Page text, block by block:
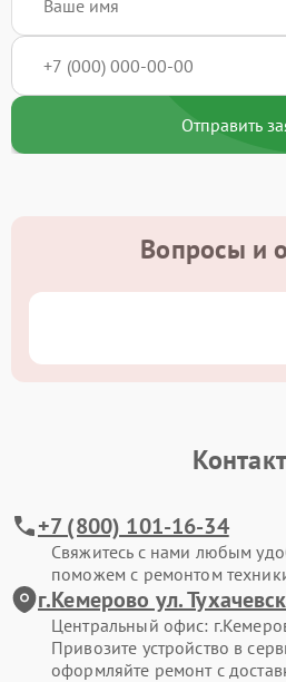
Отправить
Вопросы и
+7 (800) 101-16-34
Свяжитесь с нами любым
поможем с ремонтом
г.Кемерово ул.
Центральный офис:
Привозите устройство в
оформляйте ремонт с